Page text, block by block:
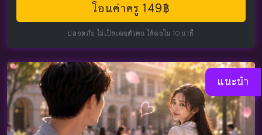
โอนค่าครู 149฿
ปลอดภัย ไม่เปิดเผยตัวตน ได้ผลใน 10 นาที
แนะนำ